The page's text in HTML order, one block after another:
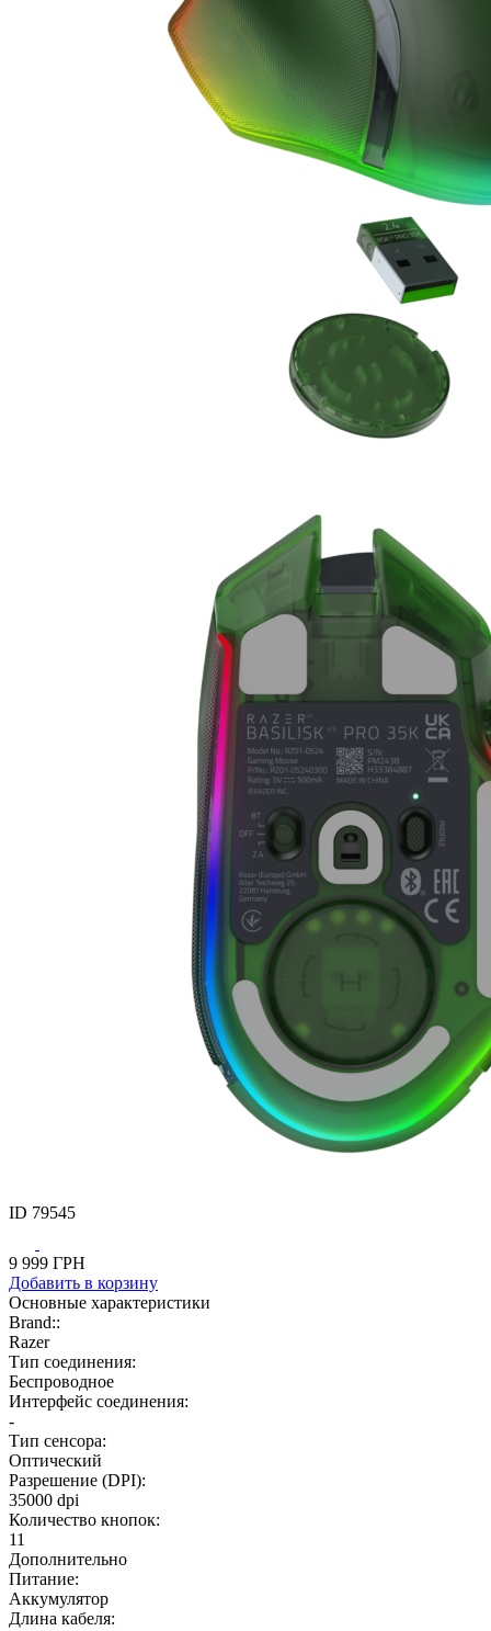
ID 79545
9 999 ГРН
Добавить в корзину
Основные характеристики
Brand::
Razer
Тип соединения:
Беспроводное
Интерфейс соединения:
-
Тип сенсора:
Оптический
Разрешение (DPI):
35000 dpi
Количество кнопок:
11
Дополнительно
Питание:
Аккумулятор
Длина кабеля: